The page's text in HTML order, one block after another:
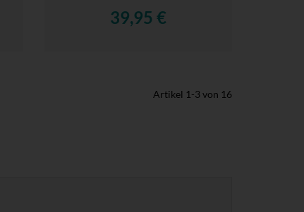
39,95 €
Artikel 1 -3 von 16